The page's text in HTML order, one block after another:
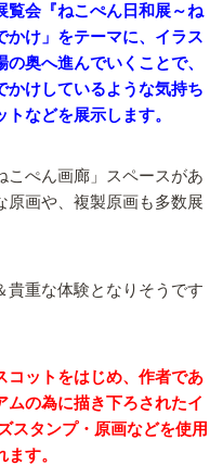
覧会『ねこぺん日和展～ね
かけ」をテーマに、イラス
奥へ進んでいくことで、
かけしているような気持ち
などを展示します。
こぺん画廊」スペースがあ
原画や、複製原画も多数展
貴重な体験となりそうです
コットをはじめ、作者であ
ムの為に描き下ろされたイ
スタンプ・原画などを使用
す。